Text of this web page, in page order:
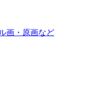
画・原画など